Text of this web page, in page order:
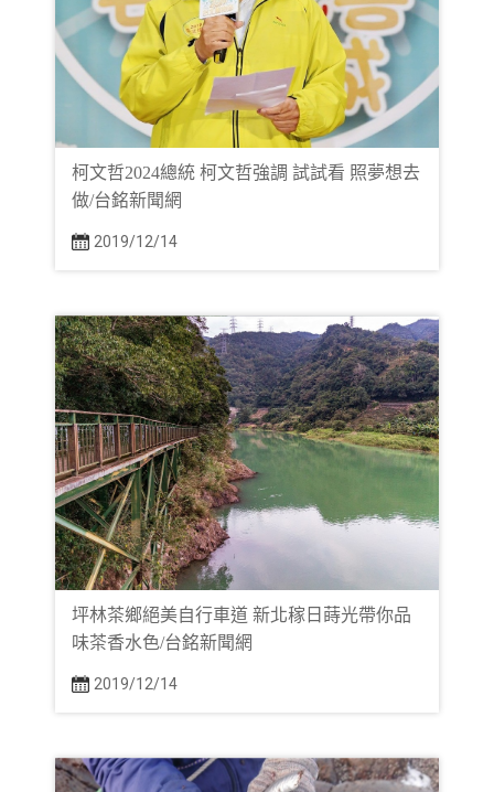
柯文哲2024總統 柯文哲強調 試試看 照夢想去
做/台銘新聞網
2019/12/14
坪林茶鄉絕美自行車道 新北稼日蒔光帶你品
味茶香水色/台銘新聞網
2019/12/14